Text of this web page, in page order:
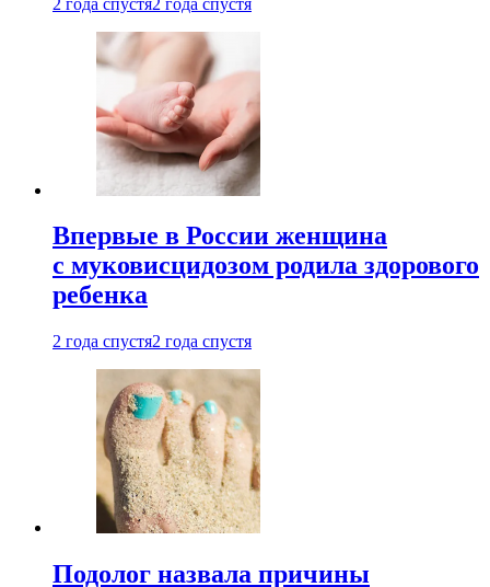
Впервые в России женщина
с муковисцидозом родила здорового
ребенка
2 года спустя2 года спустя
Подолог назвала причины